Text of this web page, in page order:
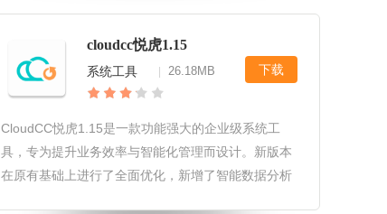
Transcreen
cloudcc悦虎1.15
系统工具 26.18MB 下载
CloudCC悦虎1.15是一款功能强大的企业级系统工
具，专为提升业务效率与智能化管理而设计。新版本
在原有基础上进行了全面优化，新增了智能数据分析